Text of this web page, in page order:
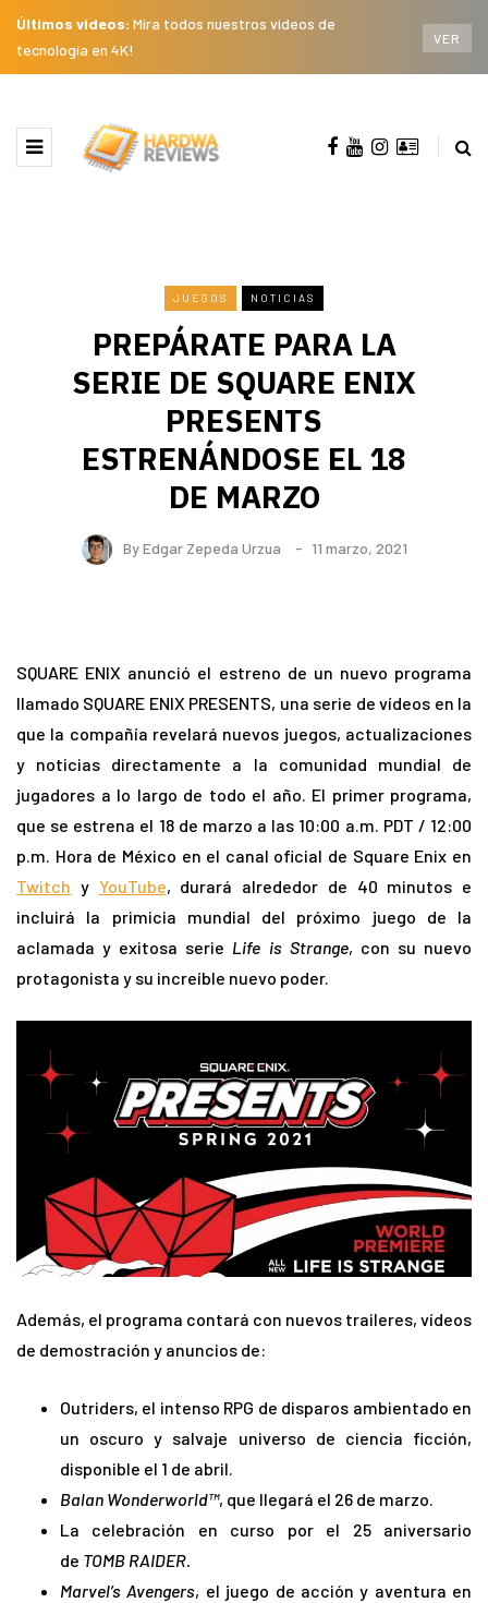
Últimos videos: Mira todos nuestros videos de
tecnología en 4K!
VER
JUEGOS NOTICIAS
PREPÁRATE PARA LA
SERIE DE SQUARE ENIX
PRESENTS
ESTRENÁNDOSE EL 18
DE MARZO
ByEdgar Zepeda Urzua 11 marzo, 2021
SQUARE ENIX anunció el estreno de un nuevo programa
llamado SQUARE ENIX PRESENTS, una serie de vídeos en la
que la compañía revelará nuevos juegos, actualizaciones
y noticias directamente a la comunidad mundial de
jugadores a lo largo de todo el año. El primer programa,
que se estrena el 18 de marzo a las 10:00 a.m. PDT / 12:00
p.m. Hora de México en el canal oficial de Square Enix en
Twitch y YouTube, durará alrededor de 40 minutos e
incluirá la primicia mundial del próximo juego de la
aclamada y exitosa serie Life is Strange, con su nuevo
protagonista y su increíble nuevo poder.
Además, el programa contará con nuevos traileres, vídeos
de demostración y anuncios de:
Outriders, el intenso RPG de disparos ambientado en
un oscuro y salvaje universo de ciencia ficción,
disponible el 1 de abril.
Balan Wonderworld™, que llegará el 26 de marzo.
La celebración en curso por el 25 aniversario
de TOMB RAIDER.
Marvel’s Avengers, el juego de acción y aventura en